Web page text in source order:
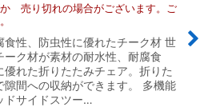
売り切れの場合がございます。ご
食性、防虫性に優れたチーク材 世
ーク材が素材の耐水性、耐腐食
優れた折りたたみチェア。折りた
隙間への収納ができます。 多機能
ドサイドスツー…